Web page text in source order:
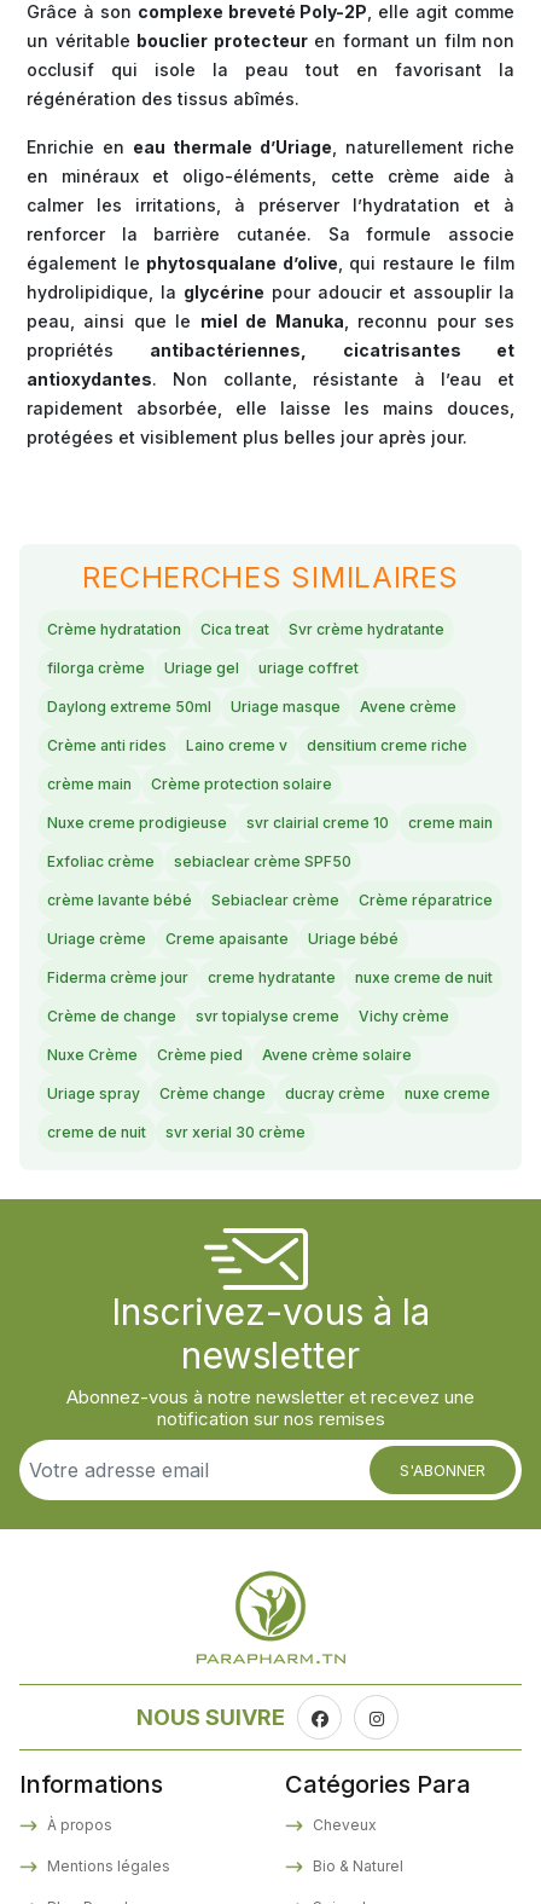
Grâce à son complexe breveté Poly-2P , elle agit comme
un véritable bouclier protecteuren formant un film non
occlusif qui isole la peau tout en favorisant la
régénération des tissus abîmés.
Enrichie en eau thermale d’Uriage , naturellement riche
en minéraux et oligo-éléments, cette crème aide à
calmer les irritations, à préserver l’hydratation et à
renforcer la barrière cutanée. Sa formule associe
également le phytosqualane d’olive , qui restaure le film
hydrolipidique, la glycérine pour adoucir et assouplir la
peau, ainsi que le miel de Manuka , reconnu pour ses
propriétés antibactériennes, cicatrisantes et
antioxydantes. Non collante, résistante à l’eau et
rapidement absorbée, elle laisse les mains douces,
protégées et visiblement plus belles jour après jour.
RECHERCHES SIMILAIRES
Crème hydratation Cica treat Svr crème hydratante
filorga crème Uriage gel uriage coffret
Daylong extreme 50ml Uriage masque Avene crème
Crème anti rides Laino creme v densitium creme riche
crème main Crème protection solaire
Nuxe creme prodigieuse svr clairial creme 10 creme main
Exfoliac crème sebiaclear crème SPF50
crème lavante bébé Sebiaclear crème Crème réparatrice
Uriage crème Creme apaisante Uriage bébé
Fiderma crème jour creme hydratante nuxe creme de nuit
Crème de change svr topialyse creme Vichy crème
Nuxe Crème Crème pied Avene crème solaire
Uriage spray Crème change ducray crème nuxe creme
creme de nuit svr xerial 30 crème
Inscrivez-vous à la
newsletter
Abonnez-vous à notre newsletter et recevez une
notification sur nos remises
S'ABONNER
NOUS SUIVRE
Informations
À propos
Mentions légales
Catégories Para
Cheveux
Bio & Naturel